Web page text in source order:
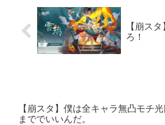
【崩ス
ろ！
【崩スタ】僕は全キャラ無凸モチ
まででいいんだ。